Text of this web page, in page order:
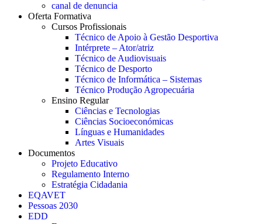
canal de denuncia
Oferta Formativa
Cursos Profissionais
Técnico de Apoio à Gestão Desportiva
Intérprete – Ator/atriz
Técnico de Audiovisuais
Técnico de Desporto
Técnico de Informática – Sistemas
Técnico Produção Agropecuária
Ensino Regular
Ciências e Tecnologias
Ciências Socioeconómicas
Línguas e Humanidades
Artes Visuais
Documentos
Projeto Educativo
Regulamento Interno
Estratégia Cidadania
EQAVET
Pessoas 2030
EDD